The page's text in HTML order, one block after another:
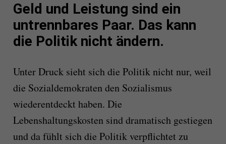
Geld und Leistung sind ein
untrennbares Paar. Das kann
die Politik nicht ändern.
Unter Druck sieht sich die Politik nicht nur, weil
die Sozialdemokraten den Sozialismus
wiederentdeckt haben. Die
Lebenshaltungskosten sind dramatisch gestiegen
und da fühlt sich die Politik verpflichtet zu